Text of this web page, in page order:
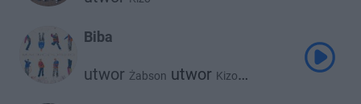
Biba
utwor Żabson utwor Kizo